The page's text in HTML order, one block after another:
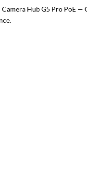
Hub G5 Pro PoE —